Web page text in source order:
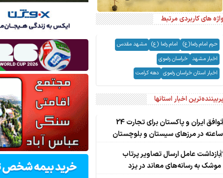
های کاربردی مرتبط
حرم امام رضا(ع) امام رضا (ع) مشهد مقدس
اخبار مشهد خراسان رضوی
اخبار استان خراسان رضوی دهه کرامت
پربیننده‌ترین اخبار استانها
1
توافق ایران و پاکستان برای تجارت 24
ساعته در مرزهای سیستان و بلوچستان
2بازداشت عامل ارسال تصاویر پرتاب
موشک به رسانه‌های معاند در یزد